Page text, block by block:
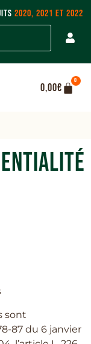
2020, 2021 ET 2022
0,00€
0
sont
87 du 6 janvier